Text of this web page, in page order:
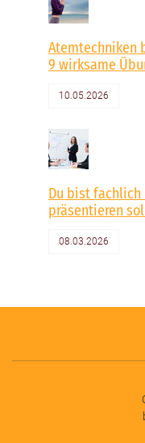
Atemtechniken
9 wirksame
10.05.2026
Du bist
präsentieren
08.03.2026